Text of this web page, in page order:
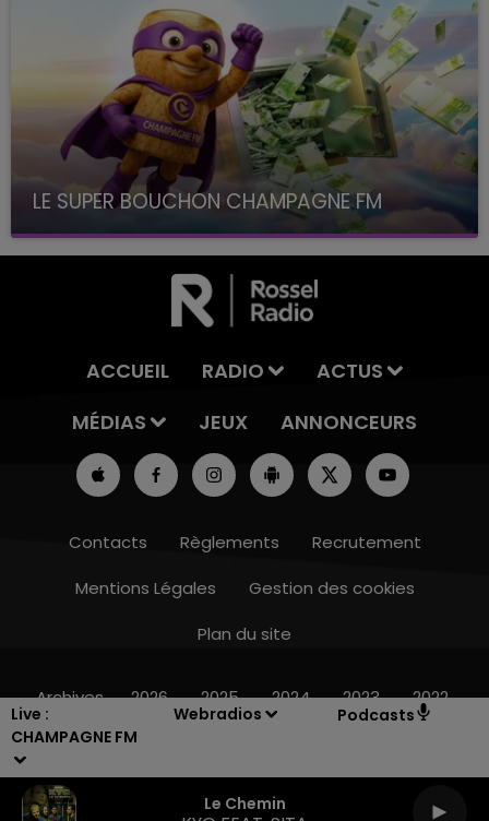
Live :
CHAMPAGNE FM
Webradios Podcasts
Le Chemin
10h00 - 14h00
LE SUPER BOUCHON CHAMPAGNE FM
avec La Famille Champagne FM, à 8H10
ACCUEIL RADIO
ACTUS
MÉDIAS
JEUX ANNONCEURS
Contacts Règlements
Recrutement
Mentions Légales
Gestion des cookies
Plan du site
Archives 2026 2025 2024 2023 2022